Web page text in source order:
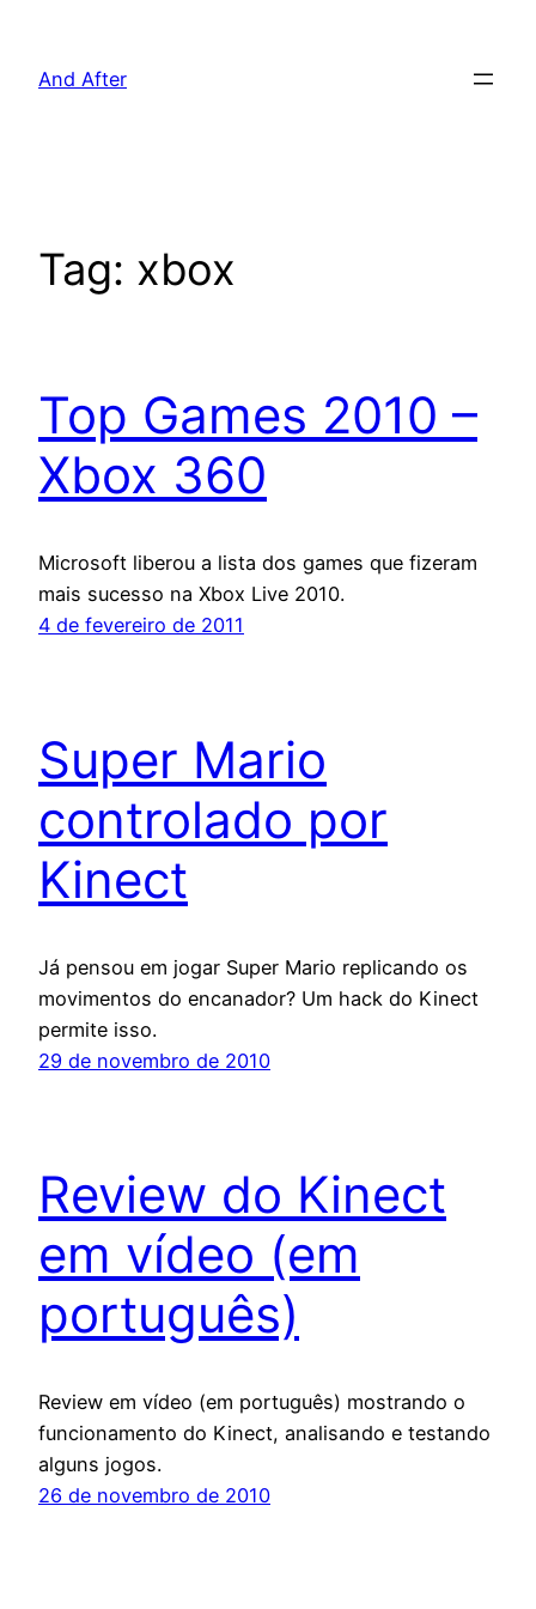
And After
Tag: xbox
Top Games 2010 –
Xbox 360
Microsoft liberou a lista dos games que fizeram
mais sucesso na Xbox Live 2010.
4 de fevereiro de 2011
Super Mario
controlado por
Kinect
Já pensou em jogar Super Mario replicando os
movimentos do encanador? Um hack do Kinect
permite isso.
29 de novembro de 2010
Review do Kinect
em vídeo (em
português)
Review em vídeo (em português) mostrando o
funcionamento do Kinect, analisando e testando
alguns jogos.
26 de novembro de 2010